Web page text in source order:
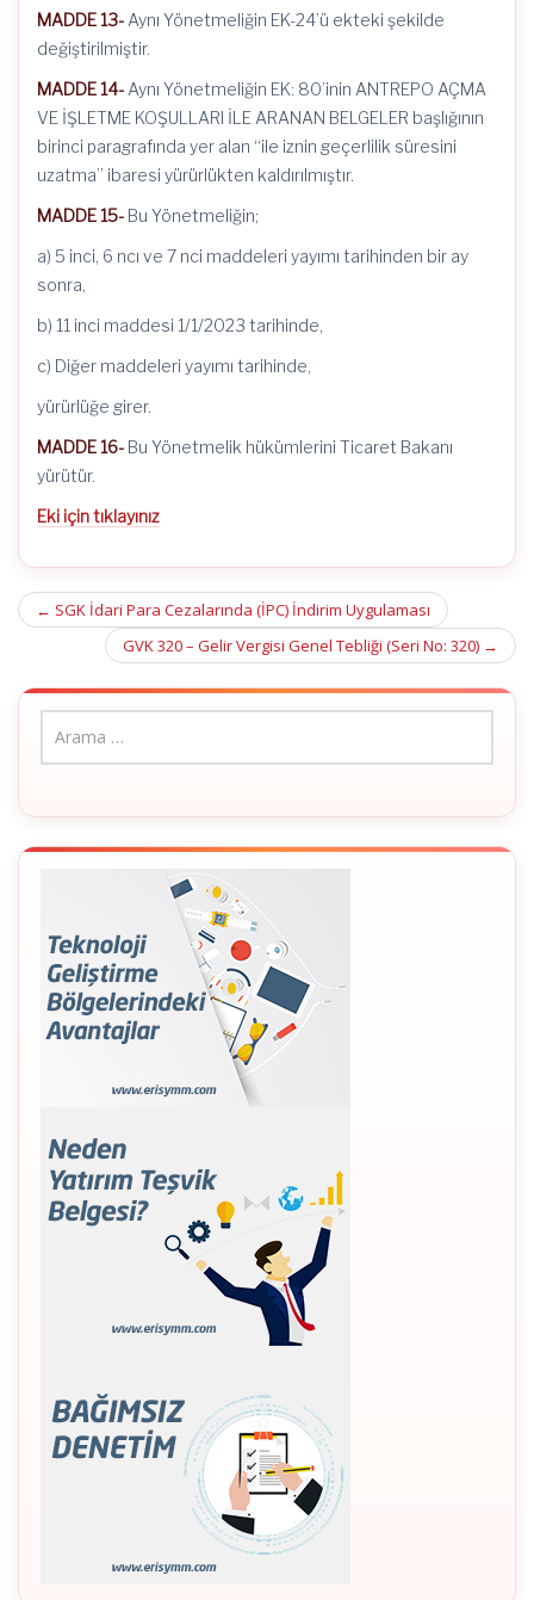
MADDE 13- Aynı Yönetmeliğin EK-24’ü ekteki şekilde
değiştirilmiştir.
MADDE 14- Aynı Yönetmeliğin EK: 80’inin ANTREPO AÇMA
VE İŞLETME KOŞULLARI İLE ARANAN BELGELER başlığının
birinci paragrafında yer alan “ile iznin geçerlilik süresini
uzatma” ibaresi yürürlükten kaldırılmıştır.
MADDE 15- Bu Yönetmeliğin;
a) 5 inci, 6 ncı ve 7 nci maddeleri yayımı tarihinden bir ay
sonra,
b) 11 inci maddesi 1/1/2023 tarihinde,
c) Diğer maddeleri yayımı tarihinde,
yürürlüğe girer.
MADDE 16- Bu Yönetmelik hükümlerini Ticaret Bakanı
yürütür.
Eki için tıklayınız
Post
navigation
← SGK İdari Para Cezalarında (İPC) İndirim Uygulaması
GVK 320 – Gelir Vergisi Genel Tebliği (Seri No: 320) →